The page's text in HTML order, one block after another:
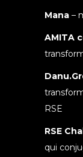
Mana –
AMITA
RSE
RSE
qui